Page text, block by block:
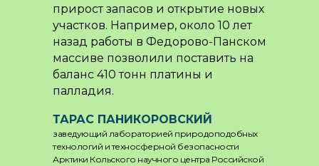
прирост запасов и открытие новых
участков. Например, около 10 лет
назад работы в Федорово-Панском
массиве позволили поставить на
баланс 410 тонн платины и
палладия.
ТАРАС ПАНИКОРОВСКИЙ
заведующий лабораторией природоподобных
технологий и техносферной безопасности
Арктики Кольского научного центра Российской